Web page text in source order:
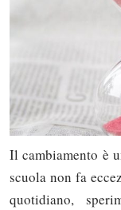
Il cambiamento è
scuola non fa
quotidiano,